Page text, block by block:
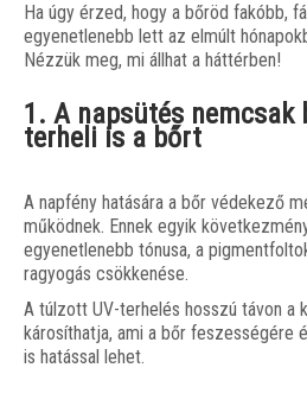
Ha úgy érzed, hogy a bőröd fakóbb,
egyenetlenebb lett az elmúlt
Nézzük meg, mi állhat a háttérben!
1. A napsütés nemcsak
terheli is a bőrt
A napfény hatására a bőr védekező
működnek. Ennek egyik
egyenetlenebb tónusa, a
ragyogás csökkenése.
A túlzott UV-terhelés hosszú távon a
károsíthatja, ami a bőr feszességére
is hatással lehet.